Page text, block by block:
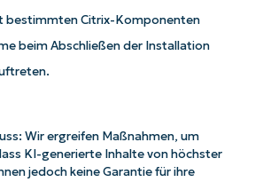
bestimmten Citrix-Komponenten
beim Abschließen der Installation
Wir ergreifen Maßnahmen, um
KI-generierte Inhalte von höchster
jedoch keine Garantie für ihre
NinjaOne AI-gesteuerten